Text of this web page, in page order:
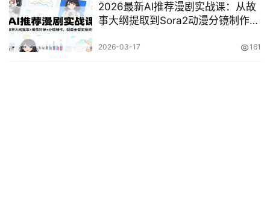
2026最新AI推荐漫剧实战课：从故
事大纲提取到Sora2动漫分镜制作全
2026-03-17 161